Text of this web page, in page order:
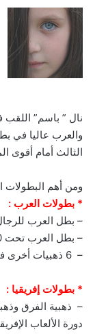
الثالث أمام أقوى
ومن أهم البطولات
* بطولات العرب :
– بطل العرب للرجال 2005 و
– بطل العرب تحت 20 سنة 2005 و 2006
– 6 ذهبيات أخرى في مختلف الفئات العمرية
* بطولات إفريقيا :
– ذهبية الفرق
دورة الألعاب